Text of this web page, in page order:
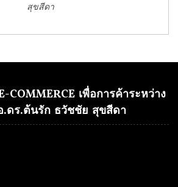
สุขสีดา
COMMERCE เพื่อการค้าระหว่าง
.ดร.ต้นรัก ธวัชชัย สุขสีดา